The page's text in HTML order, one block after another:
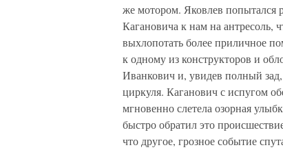
же мотором. Яковлев попытался
Кагановича к нам на антресоль,
выхлопотать более приличное
к одному из конструкторов и
Иванкович и, увидев полный
циркуля. Каганович с испугом
мгновенно слетела озорная
быстро обратил это
что другое, грозное событие